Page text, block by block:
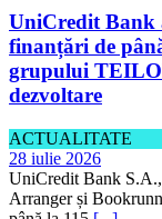
UniCredit Bank
finanțări de
grupului
dezvoltare
ACTUALITATE
28 iulie 2026
UniCredit Bank
Arranger și